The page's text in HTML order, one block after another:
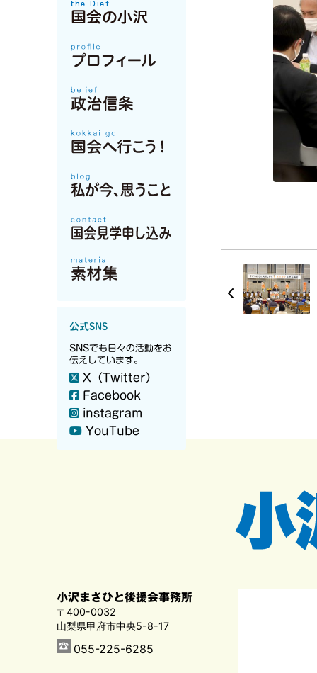
公式SNS
SNSでも日々の活動をお
伝えしています。
X（Twitter）
Facebook
instagram
YouTube
小沢まさひと後援会事務所
〒400-0032
山梨県甲府市中央5-8-17
055-225-6285